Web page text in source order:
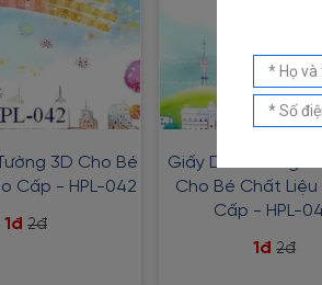
3D Cho Bé
Cấp - HPL-042
1đ 2đ
Giấy Dán Tường
Cho Bé Chất Liệu
Cấp - HPL-
1đ 2đ